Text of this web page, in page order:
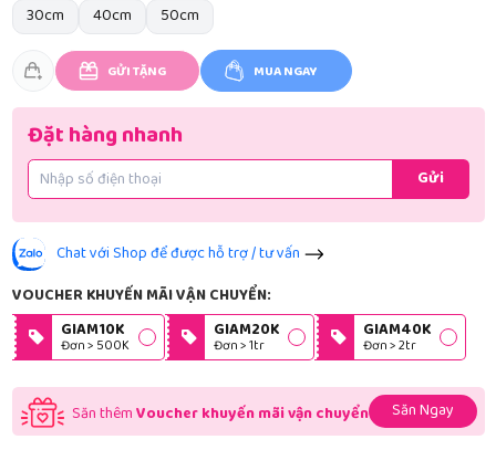
30cm
40cm 50cm
GỬI TẶNG MUA NGAY
Đặt hàng nhanh
Gửi
Chat với Shop để được hỗ trợ / tư vấn
VOUCHER KHUYẾN MÃI VẬN CHUYỂN:
GIAM10K
Đơn > 500K
GIAM20K
Đơn > 1tr
GIAM40K
Đơn > 2tr
Săn thêmVoucher khuyến mãi vận chuyển Săn Ngay